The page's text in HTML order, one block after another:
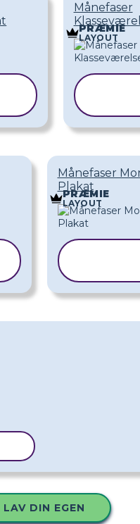
Månefaser
PRÆMIE
LAYOUT
Månefaser
Plakat
PRÆMIE
LAYOUT
LAV DIN EGEN